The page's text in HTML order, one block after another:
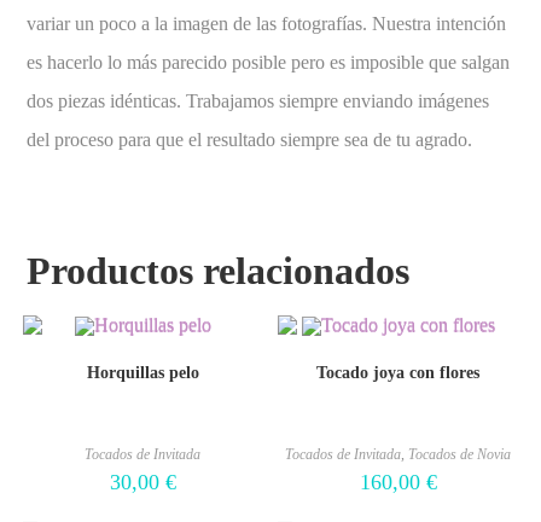
variar un poco a la imagen de las fotografías. Nuestra intención
es hacerlo lo más parecido posible pero es imposible que salgan
dos piezas idénticas. Trabajamos siempre enviando imágenes
del proceso para que el resultado siempre sea de tu agrado.
Productos relacionados
Horquillas pelo
Tocados de Invitada
30,00 €
Tocado joya con flores
Tocados de Invitada, Tocados de Novia
160,00 €